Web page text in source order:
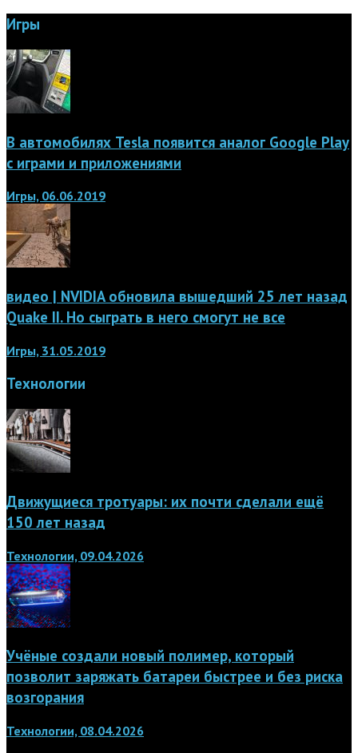
Игры
В автомобилях Tesla появится аналог Google Play
с играми и приложениями
Игры, 06.06.2019
видео | NVIDIA обновила вышедший 25 лет назад
Quake II. Но сыграть в него смогут не все
Игры, 31.05.2019
Технологии
Движущиеся тротуары: их почти сделали ещё
150 лет назад
Технологии, 09.04.2026
Учёные создали новый полимер, который
позволит заряжать батареи быстрее и без риска
возгорания
Технологии, 08.04.2026